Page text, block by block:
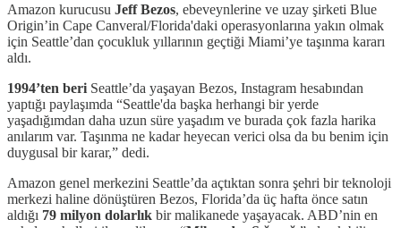
Amazon kurucusu Jeff Bezos, ebeveynlerine ve uzay şirketi Blue
Origin’in Cape Canveral/Florida'daki operasyonlarına yakın olmak
için Seattle’dan çocukluk yıllarının geçtiği Miami’ye taşınma kararı
aldı.
1994’ten beri Seattle’da yaşayan Bezos, Instagram hesabından
yaptığı paylaşımda “Seattle'da başka herhangi bir yerde
yaşadığımdan daha uzun süre yaşadım ve burada çok fazla harika
anılarım var. Taşınma ne kadar heyecan verici olsa da bu benim için
duygusal bir karar,” dedi.
Amazon genel merkezini Seattle’da açtıktan sonra şehri bir teknoloji
merkezi haline dönüştüren Bezos, Florida’da üç hafta önce satın
aldığı 79 milyon dolarlık bir malikanede yaşayacak. ABD’nin en